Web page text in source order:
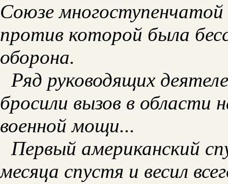
Союзе
против которой была
оборона.
Ряд руководящих
бросили вызов в области
военной мощи...
Первый американский
месяца спустя и весил